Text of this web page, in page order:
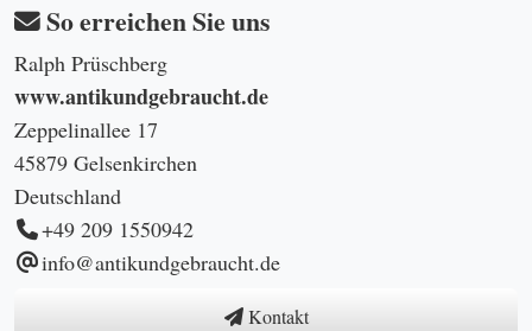
So erreichen Sie uns
Ralph Prüschberg
www.antikundgebraucht.de
Zeppelinallee 17
45879 Gelsenkirchen
Deutschland
+49 209 1550942
info@antikundgebraucht.de
Kontakt